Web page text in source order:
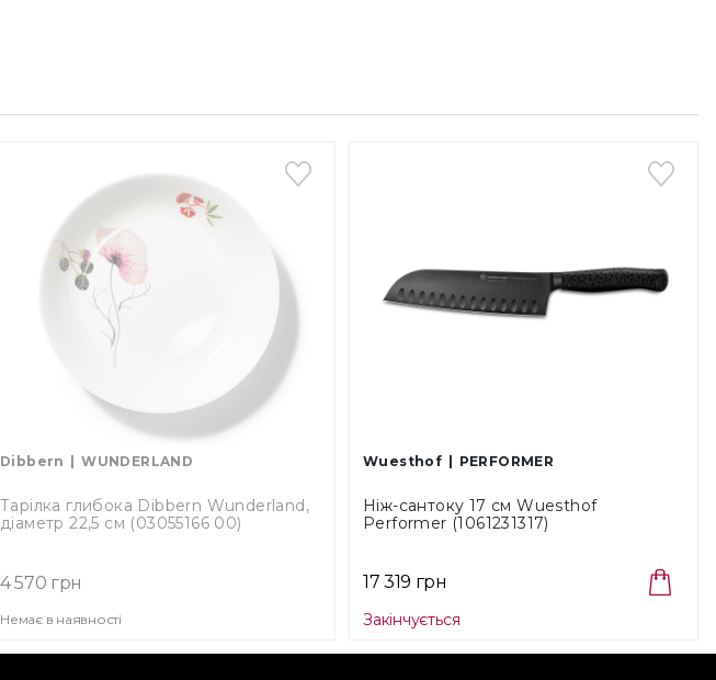
Dibbern WUNDERLAND
Тарілка глибока Dibbern Wunderland,
діаметр 22,5 см (03055166 00)
4 570 грн
Немає в наявності
Wuesthof PERFORMER
Ніж-сантоку 17 см Wuesthof
Performer (1061231317)
17 319 грн
Закінчується